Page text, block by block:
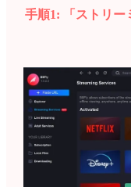
手順1:
「ストリ